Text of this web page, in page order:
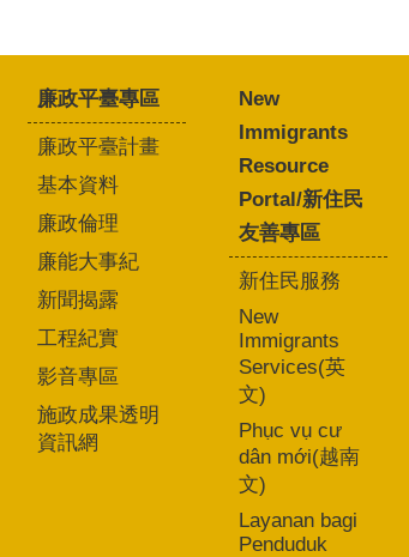
廉政平臺專區
廉政平臺計畫
基本資料
廉政倫理
廉能大事紀
新聞揭露
工程紀實
影音專區
施政成果透明
資訊網
New
Immigrants
Resource
Portal/新住民
友善專區
新住民服務
New
Immigrants
Services(英
文)
Phục vụ cư
dân mới(越南
文)
Layanan bagi
Penduduk